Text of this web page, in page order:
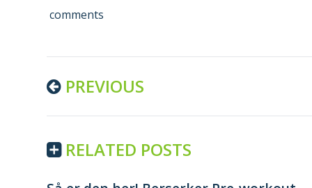
comments
Continue
Reading
PREVIOUS
RELATED POSTS